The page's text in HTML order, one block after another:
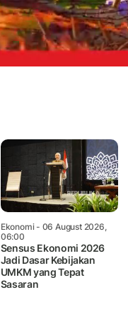
Ekonomi- 06 August 2026,
06:00
Sensus Ekonomi 2026
Jadi Dasar Kebijakan
UMKM yang Tepat
Sasaran